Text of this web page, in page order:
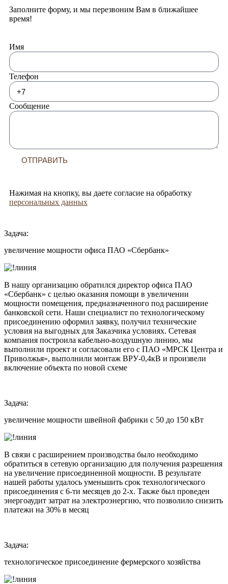
Заполните форму, и мы перезвоним Вам в ближайшее
время!
Имя
Телефон
Сообщение
ОТПРАВИТЬ
Нажимая на кнопку, вы даете согласие на обработку
персональных данных
Задача:
увеличение мощности офиса ПАО «Сбербанк»
В нашу организацию обратился директор офиса ПАО
«Сбербанк» с целью оказания помощи в увеличении
мощности помещения, предназначенного под расширение
банковской сети. Наши специалист по технологическому
присоединению оформил заявку, получил технические
условия на выгодных для Заказчика условиях. Сетевая
компания построила кабельно-воздушную линию, мы
выполнили проект и согласовали его с ПАО «МРСК Центра и
Приволжья», выполнили монтаж ВРУ-0,4кВ и произвели
включение объекта по новой схеме
Задача:
увеличение мощности швейной фабрики с 50 до 150 кВт
В связи с расширением производства было необходимо
обратиться в сетевую организацию для получения разрешения
на увеличение присоединенной мощности. В результате
нашей работы удалось уменьшить срок технологического
присоединения с 6-ти месяцев до 2-х. Также был проведен
энергоаудит затрат на электроэнергию, что позволило снизить
платежи на 30% в месяц
Задача:
технологическое присоединение фермерского хозяйства